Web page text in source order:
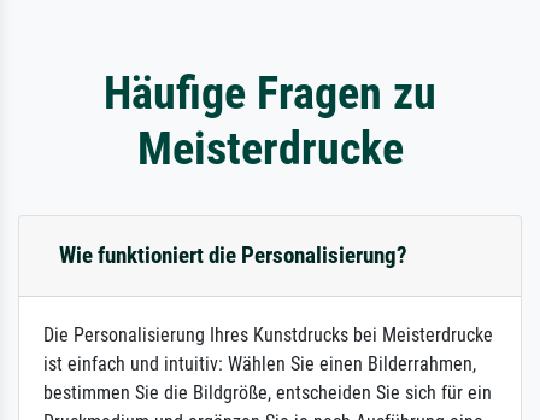
Häufige Fragen zu
Meisterdrucke
Wie funktioniert die Personalisierung?
Die Personalisierung Ihres Kunstdrucks bei Meisterdrucke
ist einfach und intuitiv: Wählen Sie einen Bilderrahmen,
bestimmen Sie die Bildgröße, entscheiden Sie sich für ein